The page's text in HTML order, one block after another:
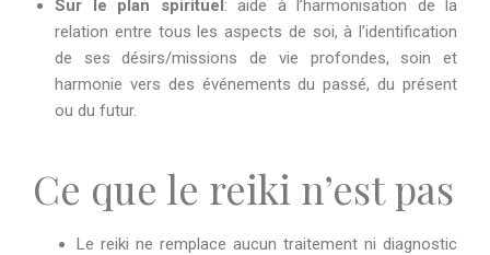
Sur le plan spirituel: aide à l’harmonisation de la
relation entre tous les aspects de soi, à l’identification
de ses désirs/missions de vie profondes, soin et
harmonie vers des événements du passé, du présent
ou du futur.
Ce que le reiki n’est pas
Le reiki ne remplace aucun traitement ni diagnostic